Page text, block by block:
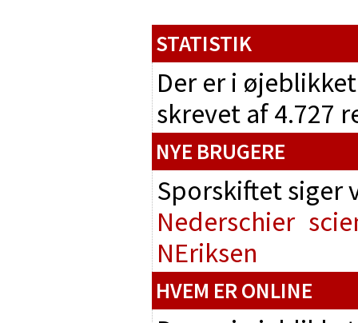
STATISTIK
Der er i
skrevet af 4.727
NYE BRUGERE
Sporskiftet
Nederschier
NEriksen
HVEM ER ONLINE